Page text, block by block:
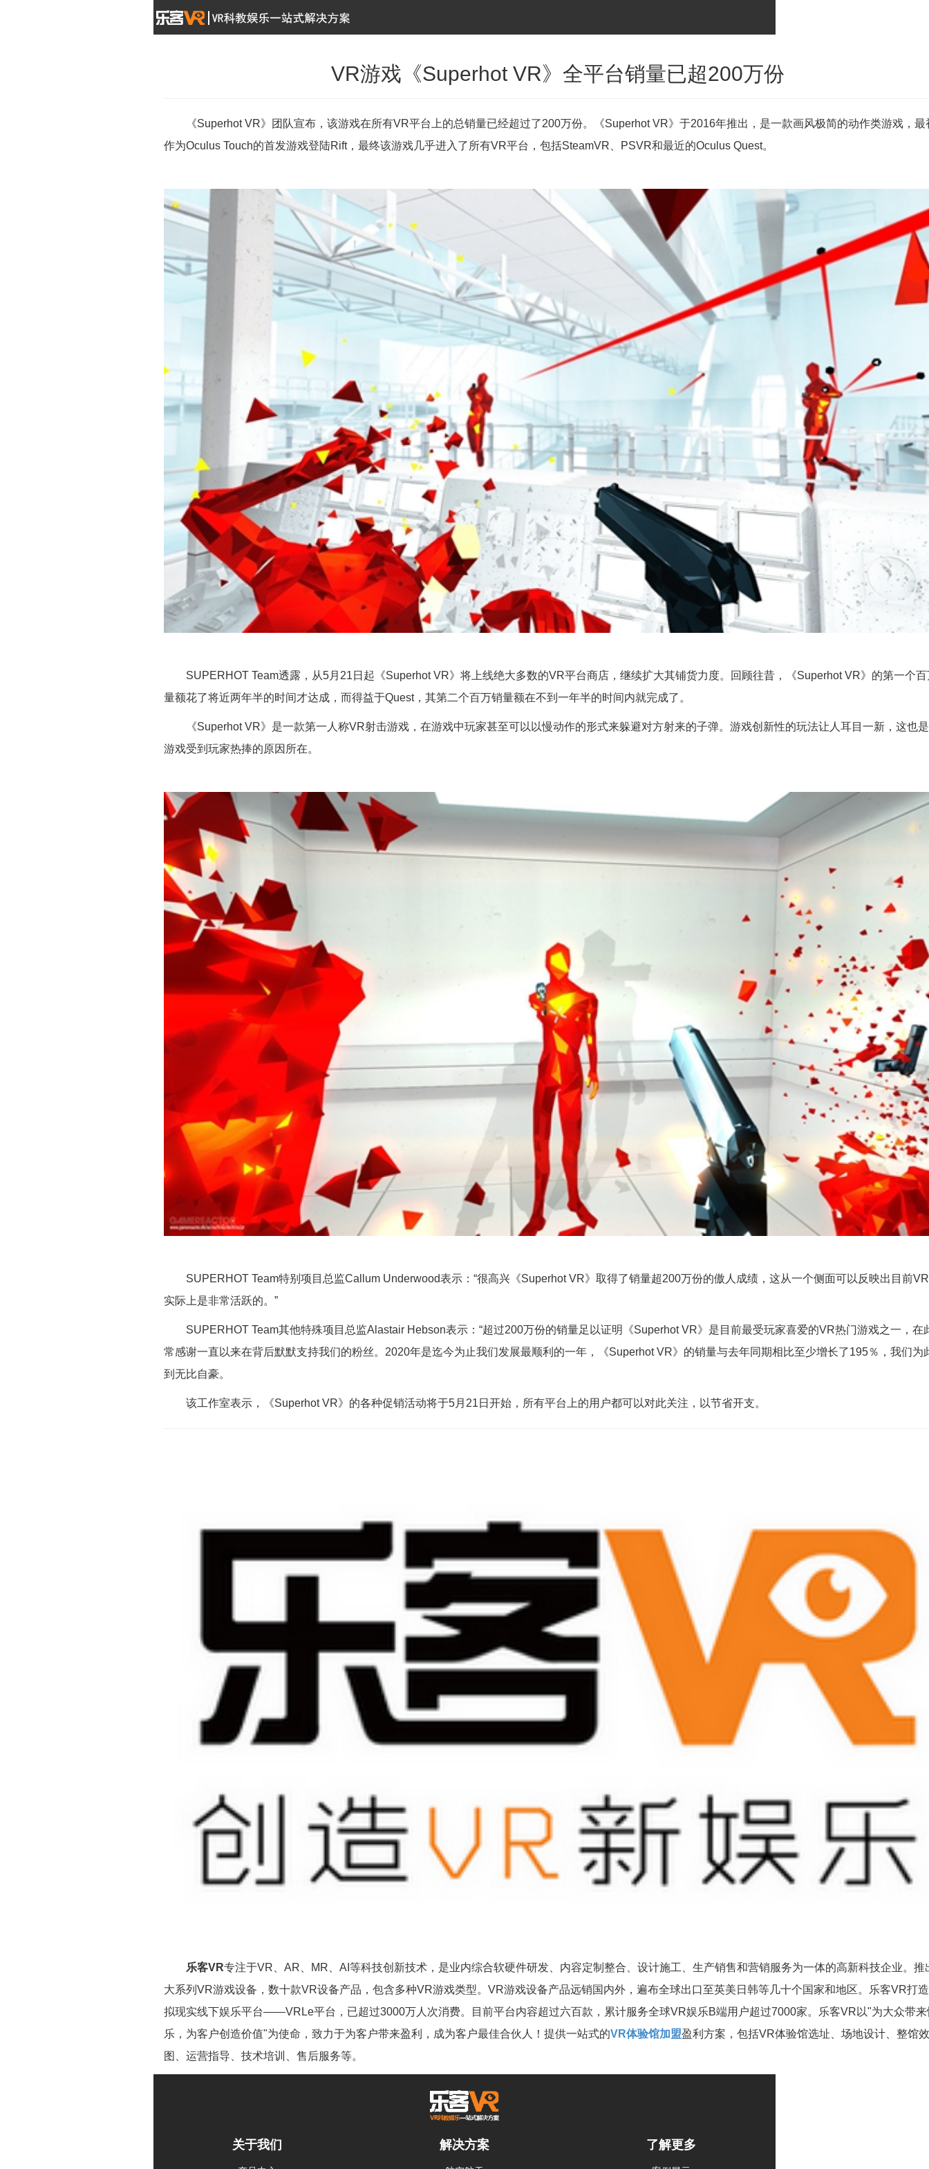
VR游戏《Superhot VR》全平台销量已超200万份
《Superhot VR》团队宣布，该游戏在所有VR平台上的总销量已经超过了200万份。《Superhot VR》于2016年推出，是一款画风极简的动作类游戏，最
作为Oculus Touch的首发游戏登陆Rift，最终该游戏几乎进入了所有VR平台，包括SteamVR、PSVR和最近的Oculus Quest。
SUPERHOT Team透露，从5月21日起《Superhot VR》将上线绝大多数的VR平台商店，继续扩大其铺货力度。回顾往昔，《Superhot VR》的第一个百
量额花了将近两年半的时间才达成，而得益于Quest，其第二个百万销量额在不到一年半的时间内就完成了。
《Superhot VR》是一款第一人称VR射击游戏，在游戏中玩家甚至可以以慢动作的形式来躲避对方射来的子弹。游戏创新性的玩法让人耳目一新，这也
游戏受到玩家热捧的原因所在。
SUPERHOT Team特别项目总监Callum Underwood表示：“很高兴《Superhot VR》取得了销量超200万份的傲人成绩，这从一个侧面可以反映出目前
实际上是非常活跃的。”
SUPERHOT Team其他特殊项目总监Alastair Hebson表示：“超过200万份的销量足以证明《Superhot VR》是目前最受玩家喜爱的VR热门游戏之一，在
常感谢一直以来在背后默默支持我们的粉丝。2020年是迄今为止我们发展最顺利的一年，《Superhot VR》的销量与去年同期相比至少增长了195％，我们为
到无比自豪。
该工作室表示，《Superhot VR》的各种促销活动将于5月21日开始，所有平台上的用户都可以对此关注，以节省开支。
乐客VR专注于VR、AR、MR、AI等科技创新技术，是业内综合软硬件研发、内容定制整合、设计施工、生产销售和营销服务为一体的高新科技企业。推
大系列VR游戏设备，数十款VR设备产品，包含多种VR游戏类型。VR游戏设备产品远销国内外，遍布全球出口至英美日韩等几十个国家和地区。乐客VR打
拟现实线下娱乐平台——VRLe平台，已超过3000万人次消费。目前平台内容超过六百款，累计服务全球VR娱乐B端用户超过7000家。乐客VR以"为大众带来
乐，为客户创造价值"为使命，致力于为客户带来盈利，成为客户最佳合伙人！提供一站式的VR体验馆加盟盈利方案，包括VR体验馆选址、场地设计、整馆
图、运营指导、技术培训、售后服务等。
关于我们 解决方案 了解更多